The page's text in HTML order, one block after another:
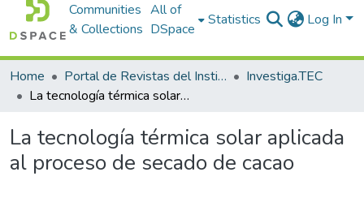
Communities
& Collections
All of
DSpace
Statistics Log In
Home Portal de Revistas del Instituto Tecnológico de Costa Rica
Investiga.TEC
La tecnología térmica solar aplicada al proceso de secado de cacao
La tecnología térmica solar aplicada
al proceso de secado de cacao